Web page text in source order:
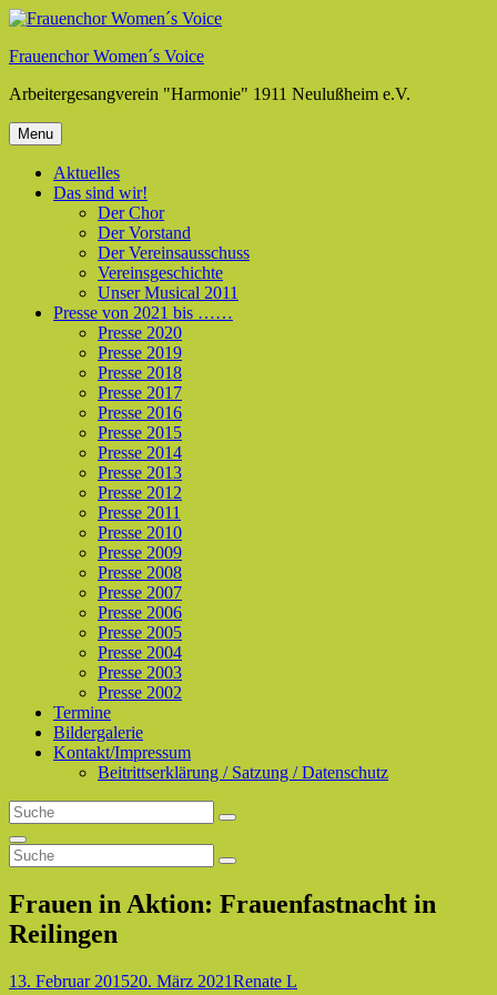
Skip
content
Frauenchor Women´s Voice
Arbeitergesangverein "Harmonie" 1911 Neulußheim e.V.
Menu
Aktuelles
Das sind wir!
Der Chor
Der Vorstand
Der Vereinsausschuss
Vereinsgeschichte
Unser Musical 2011
Presse von 2021 bis ……
Presse 2020
Presse 2019
Presse 2018
Presse 2017
Presse 2016
Presse 2015
Presse 2014
Presse 2013
Presse 2012
Presse 2011
Presse 2010
Presse 2009
Presse 2008
Presse 2007
Presse 2006
Presse 2005
Presse 2004
Presse 2003
Presse 2002
Termine
Bildergalerie
Kontakt/Impressum
Beitrittserklärung / Satzung / Datenschutz
Search
for:
Search
Search
Search
for:
Search
Frauen in Aktion: Frauenfastnacht in
Reilingen
Posted-
13. Februar 201520. März 2021By
Byline
Renate L